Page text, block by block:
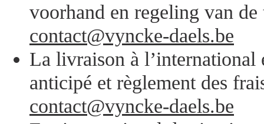
voorhand en regeling van
contact@vyncke-daels.be
La livraison à l’international
anticipé et règlement des
contact@vyncke-daels.be